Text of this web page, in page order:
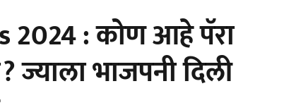
2024 : कोण आहे पॅरा
ज्याला भाजपनी दिली